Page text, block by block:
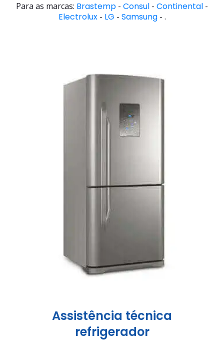
Para as marcas: Brastemp - Consul - Continental -
Electrolux- LG - Samsung- .
Assistência técnica
refrigerador